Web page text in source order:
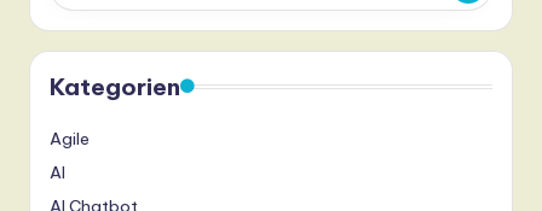
Kategorien
Agile
AI
AI Chatbot